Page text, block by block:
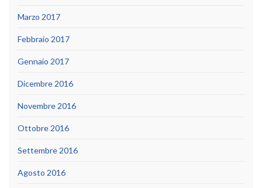
Marzo 2017
Febbraio 2017
Gennaio 2017
Dicembre 2016
Novembre 2016
Ottobre 2016
Settembre 2016
Agosto 2016